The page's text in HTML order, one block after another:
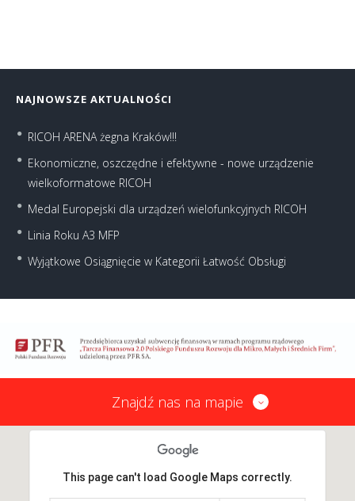
NAJNOWSZE AKTUALNOŚCI
RICOH ARENA żegna Kraków!!!
Ekonomiczne, oszczędne i efektywne - nowe urządzenie
wielkoformatowe RICOH
Medal Europejski dla urządzeń wielofunkcyjnych RICOH
Linia Roku A3 MFP
Wyjątkowe Osiągnięcie w Kategorii Łatwość Obsługi
Znajdź nas na mapie
This page can't load Google Maps correctly.